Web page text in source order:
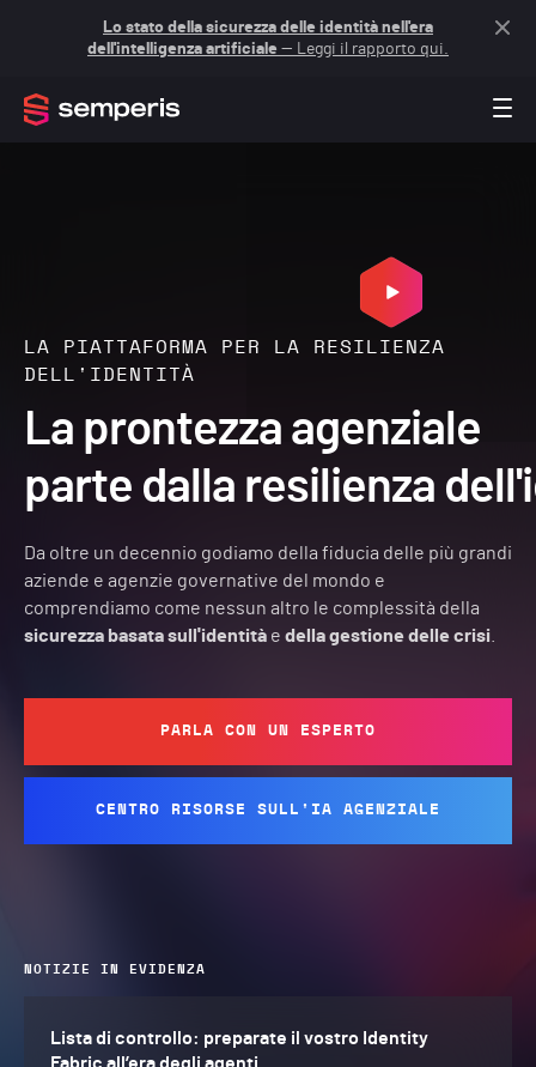
Lo stato della sicurezza delle identità nell'era
dell'intelligenza artificiale — Leggi il rapporto qui.
LA PIATTAFORMA PER LA RESILIENZA
DELL'IDENTITÀ
La prontezza agenziale
parte dalla resilienza
Da oltre un decennio godiamo della fiducia delle più grandi
aziende e agenzie governative del mondo e
comprendiamo come nessun altro le complessità della
sicurezza basata sull'identità e della gestione delle crisi
PARLA CON UN ESPERTO
CENTRO RISORSE SULL'IA AGENZIALE
NOTIZIE IN EVIDENZA
Lista di controllo: preparate il vostro Identity